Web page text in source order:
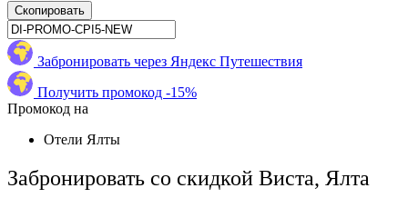
Скопировать
Забронировать через Яндекс Путешествия
Получить промокод -15%
Промокод на
Отели Ялты
Забронировать со скидкой Виста, Ялта